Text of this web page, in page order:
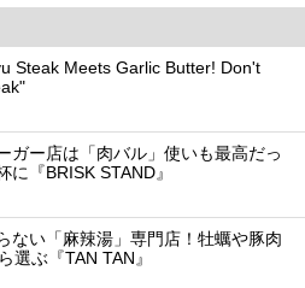
Steak Meets Garlic Butter! Don't
ガー店は「肉バル」使いも最高だっ
に『BRISK STAND』
ない「麻辣湯」専門店！牡蠣や豚肉
選ぶ『TAN TAN』